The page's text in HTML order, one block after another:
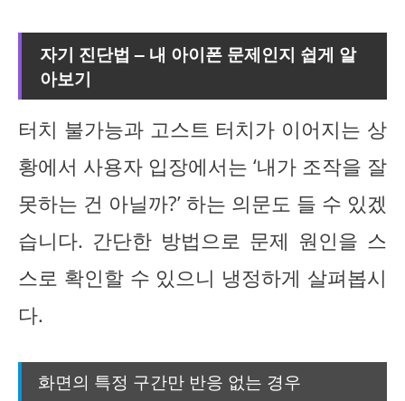
자기 진단법 – 내 아이폰 문제인지 쉽게 알
아보기
터치 불가능과 고스트 터치가 이어지는 상
황에서 사용자 입장에서는 ‘내가 조작을 잘
못하는 건 아닐까?’ 하는 의문도 들 수 있겠
습니다. 간단한 방법으로 문제 원인을 스
스로 확인할 수 있으니 냉정하게 살펴봅시
다.
화면의 특정 구간만 반응 없는 경우